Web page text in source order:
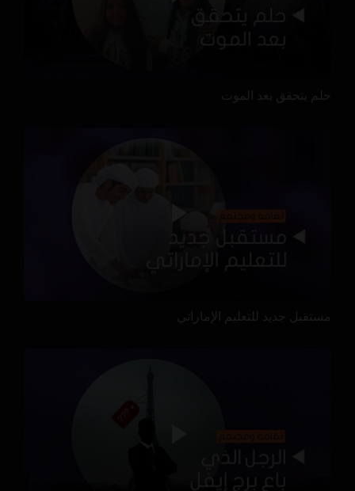
حلم يتحقق بعد الموت
مستقبل جديد للتعليم الإماراتي